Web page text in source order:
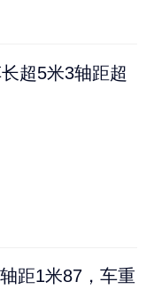
超5米3轴距超
距1米87，车重